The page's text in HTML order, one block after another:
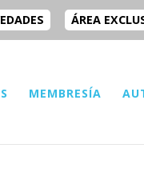
ÁREA
MEMBRESÍA